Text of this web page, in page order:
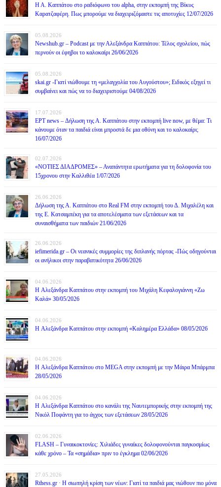
Η Α. Καππάτου στο ραδιόφωνο του alpha, στην εκπομπή της Βίκυς
Καρατζαφέρη. Πως μπορούμε να διαχειριζόμαστε τις αποτυχίες 12/07/2026
05.08.2026
Newshub.gr – Podcast με την Αλεξάνδρα Καππάτου: Τέλος σχολείου, πώς
περνούν οι έφηβοι το καλοκαίρι 26/06/2026
05.08.2026
skai.gr -Γιατί νιώθουμε τη «μελαγχολία του Αυγούστου»; Ειδικός εξηγεί τι
συμβαίνει και πώς να το διαχειριστούμε 04/08/2026
17.07.2026
ΕΡΤ news – Δήλωση της Α. Καππάτου στην εκπομπή live now, με θέμα: Τι
κάνουμε όταν τα παιδιά είναι μπροστά δε μια οθόνη και το καλοκαίρι;
16/07/2026
02.07.2026
«ΝΟΤΙΕΣ ΔΙΑΔΡΟΜΕΣ» – Αναπάντητα ερωτήματα για τη δολοφονία του
15χρονου στην Καλλιθέα 1/07/2026
26.06.2026
Δήλωση της Α. Καππάτου στο Real FM στην εκπομπή του Δ. Μιχαλέλη και
της Ε. Κατσαμπέκη για τα αποτελέσματα των εξετάσεων και τα
συναισθήματα των παιδιών 21/06/2026
26.06.2026
iefimerida.gr – Οι νεανικές συμμορίες της διπλανής πόρτας -Πώς οδηγούνται
οι ανήλικοι στην παραβατικότητα 26/06/2026
04.06.2026
H Αλεξάνδρα Καππάτου στην εκπομπή του Μιχάλη Κεφαλογιάννη «Ζω
Καλά» 30/05/2026
04.06.2026
H Αλεξάνδρα Καππάτου στην εκπομπή «Καλημέρα Ελλάδα» 08/05/2026
04.06.2026
H Αλεξάνδρα Καππάτου στο MEGA στην εκπομπή με την Μάιρα Mπάρμπα
28/05/2026
04.06.2026
H Αλεξάνδρα Καππάτου στο κανάλι της Ναυτεμπορικής στην εκπομπή της
Νικόλ Ποφάντη για το άγχος των εξετάσεων 28/05/2026
02.06.2026
FLASH – Γυναικοκτονίες: Χιλιάδες γυναίκες δολοφονούνται παγκοσμίως
κάθε χρόνο – Τα «σημάδια» πριν το έγκλημα 02/06/2026
27.05.2026
Rthess.gr · Η σιωπηλή κρίση των νέων: Γιατί τα παιδιά μας νιώθουν πιο μόνα